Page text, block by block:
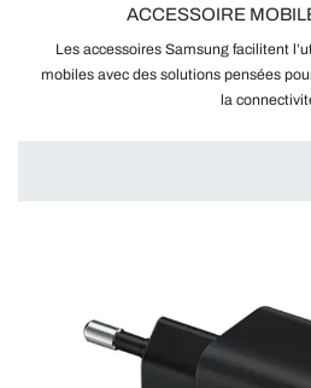
ACCESSOIRE
Les accessoires Samsung facilitent
mobiles avec des solutions pensées
la